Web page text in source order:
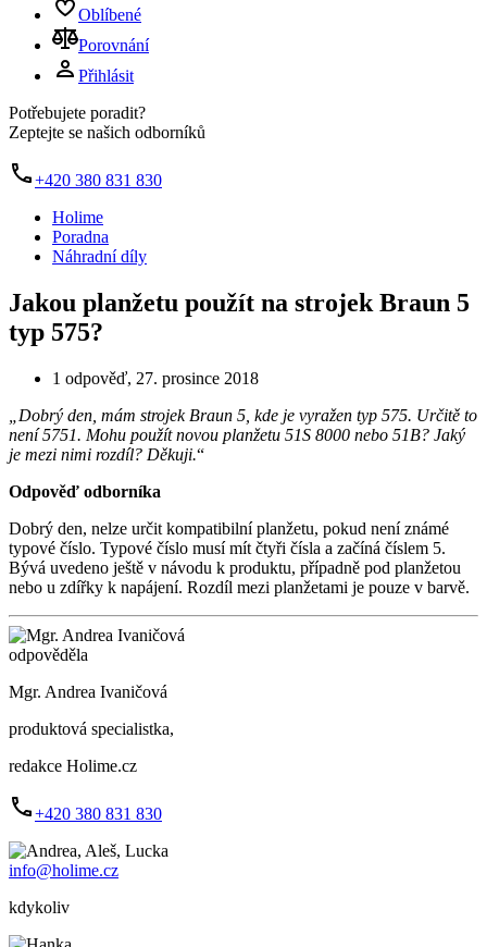
Oblíbené
Porovnání
Přihlásit
Potřebujete poradit?
Zeptejte se našich odborníků
+420 380 831 830
Holime
Poradna
Náhradní díly
Jakou planžetu použít na strojek Braun 5
typ 575?
1 odpověď, 27. prosince 2018
„Dobrý den, mám strojek Braun 5, kde je vyražen typ 575. Určitě to
není 5751. Mohu použít novou planžetu 51S 8000 nebo 51B? Jaký
je mezi nimi rozdíl? Děkuji.“
Odpověď odborníka
Dobrý den, nelze určit kompatibilní planžetu, pokud není známé
typové číslo. Typové číslo musí mít čtyři čísla a začíná číslem 5.
Bývá uvedeno ještě v návodu k produktu, případně pod planžetou
nebo u zdířky k napájení. Rozdíl mezi planžetami je pouze v barvě.
odpověděla
Mgr. Andrea Ivaničová
produktová specialistka,
redakce Holime.cz
+420 380 831 830
info@holime.cz
kdykoliv